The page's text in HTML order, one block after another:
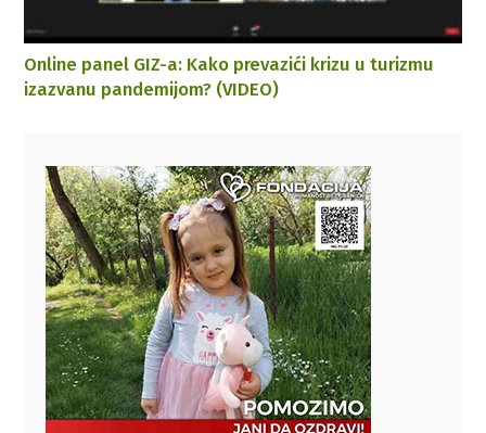
Online panel GIZ-a: Kako prevazići krizu u turizmu
izazvanu pandemijom? (VIDEO)